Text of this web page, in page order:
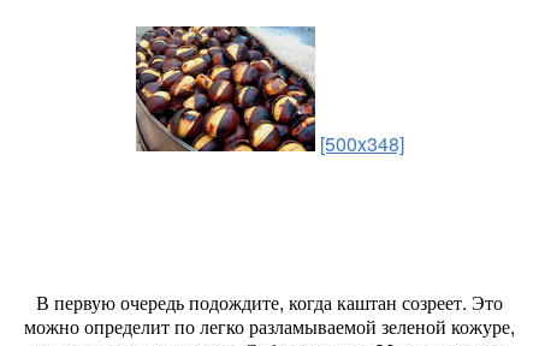
[500x348]
В первую очередь подождите, когда каштан созреет. Это
можно определит по легко разламываемой зеленой кожуре,